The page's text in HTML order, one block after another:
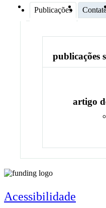
Publicações
publicações
artigo
Acessibilidade